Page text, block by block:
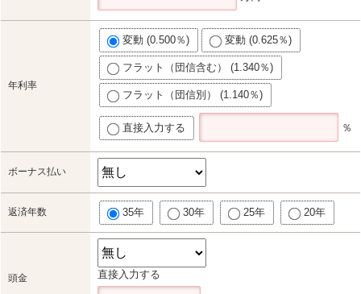
年利率
変動 (0.500％) 変動 (0.625％)
フラット（団信含む） (1.340％)
フラット（団信別） (1.140％)
直接入力する ％
ボーナス払い
返済年数 35年 30年 25年 20年
頭金 直接入力する